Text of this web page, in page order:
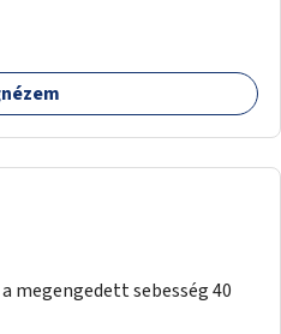
esetleg
végfut mind az 500m-en.
megengedett sebesség 40